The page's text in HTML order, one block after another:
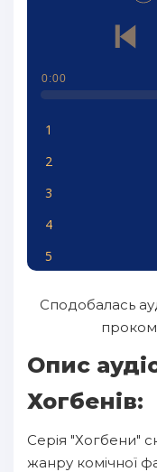
0:00
1
2
3
4
5
Сподобалась
Опис
Хогбенів:
Серія "Хогбени"
жанру комічної